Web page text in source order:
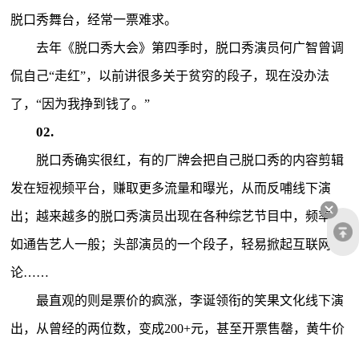
脱口秀舞台，经常一票难求。
去年《脱口秀大会》第四季时，脱口秀演员何广智曾调
侃自己“走红”，以前讲很多关于贫穷的段子，现在没办法
了，“因为我挣到钱了。”
02.
脱口秀确实很红，有的厂牌会把自己脱口秀的内容剪辑
发在短视频平台，赚取更多流量和曝光，从而反哺线下演
出；越来越多的脱口秀演员出现在各种综艺节目中，频率宛
如通告艺人一般；头部演员的一个段子，轻易掀起互联网舆
论……
最直观的则是票价的疯涨，李诞领衔的笑果文化线下演
出，从曾经的两位数，变成200+元，甚至开票售罄，黄牛价